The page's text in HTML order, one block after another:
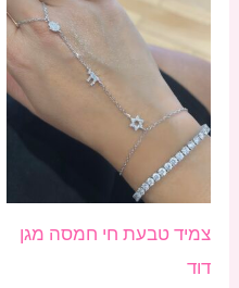
צמיד טבעת חי חמסה מגן
דוד
זה
יש